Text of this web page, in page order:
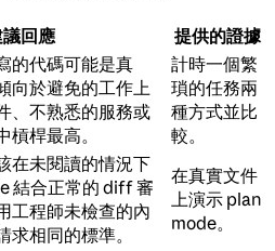
回應
提供的證據
的代碼可能是真
向於避免的工作上
、不熟悉的服務或
桿最高。
計時一個繁
瑣的任務兩
種方式並比
較。
在未閱讀的情況下
結合正常的 diff 審
工程師未檢查的內
相同的標準。
在真實文件
上演示 plan
mode。